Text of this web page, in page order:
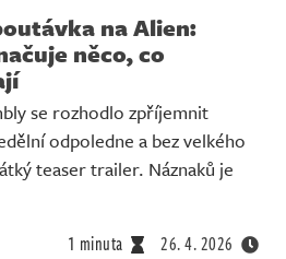
na Alien:
něco, co
se rozhodlo zpříjemnit
odpoledne a bez velkého
teaser trailer. Náznaků je
1 minuta 26. 4. 2026